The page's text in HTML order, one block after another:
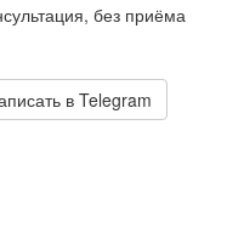
без приёма
в Telegram